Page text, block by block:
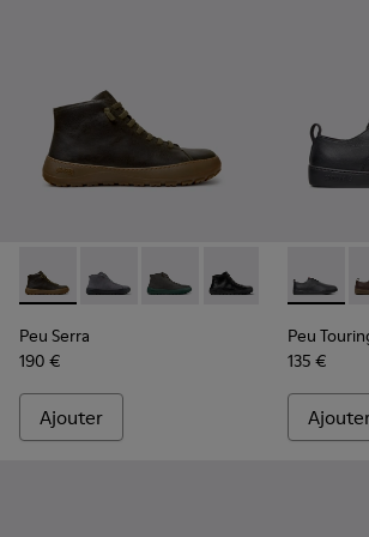
Peu Serra - K300541-004 - Bottines
Peu Serra - K300541-005
Peu Serra - K300541-003
Peu Serra -
Peu Serra
190 €
Ajouter
Peu
Peu
135 €